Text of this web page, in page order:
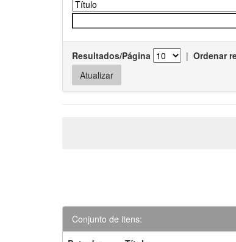
Resultados/Página | Ordenar
Conjunto de itens: